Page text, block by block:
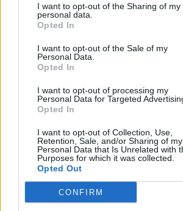
I want to opt-out of the Sharing of my
personal data.
Opted In
I want to opt-out of the Sale of my
Personal Data.
Opted In
I want to opt-out of processing my
Personal Data for Targeted
Opted In
I want to opt-out of Collection, Use,
Retention, Sale, and/or Sharing of my
Personal Data that Is Unrelated with
Purposes for which it was collected.
Opted Out
CONFIRM
Η MOLON LAVE αναζητά
01/08/2026 19:15